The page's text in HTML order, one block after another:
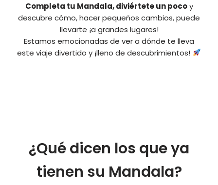
Completa tu Mandala, diviértete un pocoy
descubre cómo, hacer pequeños cambios, puede
llevarte ¡a grandes lugares!
Estamos emocionadas de ver a dónde te lleva
este viaje divertido y ¡lleno de descubrimientos!
¿Qué dicen los que ya
tienen su Mandala?